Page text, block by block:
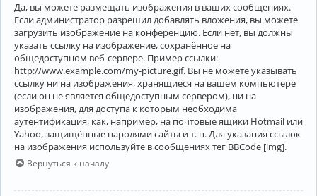
Да, вы можете размещать изображения в ваших сообщениях.
Если администратор разрешил добавлять вложения, вы можете
загрузить изображение на конференцию. Если нет, вы должны
указать ссылку на изображение, сохранённое на
общедоступном веб-сервере. Пример ссылки:
http://www.example.com/my-picture.gif. Вы не можете указывать
ссылку ни на изображения, хранящиеся на вашем компьютере
(если он не является общедоступным сервером), ни на
изображения, для доступа к которым необходима
аутентификация, как, например, на почтовые ящики Hotmail или
Yahoo, защищённые паролями сайты и т. п. Для указания ссылок
на изображения используйте в сообщениях тег BBCode [img].
Вернуться к началу